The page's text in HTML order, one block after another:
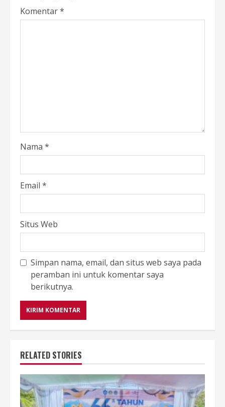
Komentar*
Nama *
Email *
Situs Web
Simpan nama, email, dan situs web saya pada
peramban ini untuk komentar saya
berikutnya.
RELATED STORIES